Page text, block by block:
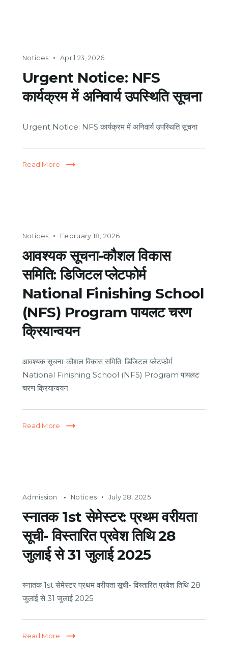
Notices April 23, 2026
Urgent Notice: NFS
कार्यक्रम में अनिवार्य उपस्थिति सूचना
Urgent Notice: NFS कार्यक्रम में अनिवार्य उपस्थिति सूचना
Read More
Notices February 18, 2026
आवश्यक सूचना-कौशल विकास
समिति: डिजिटल प्लेटफोर्म
National Finishing School
(NFS) Program पायलट चरण
क्रियान्वयन
आवश्यक सूचना-कौशल विकास समिति: डिजिटल प्लेटफोर्म
National Finishing School (NFS) Program पायलट
चरण क्रियान्वयन
Read More
Admission Notices July 28, 2025
स्नातक 1st सेमेस्टर: प्रथम वरीयता
सूची- विस्तारित प्रवेश तिथि 28
जुलाई से 31 जुलाई 2025
स्नातक 1st सेमेस्टर प्रथम वरीयता सूची- विस्तारित प्रवेश तिथि 28
जुलाई से 31 जुलाई 2025
Read More